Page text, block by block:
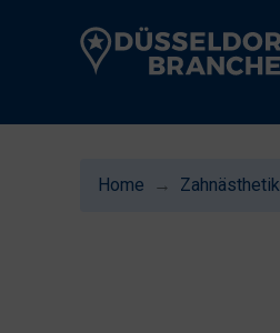
Home Zahnästhetik